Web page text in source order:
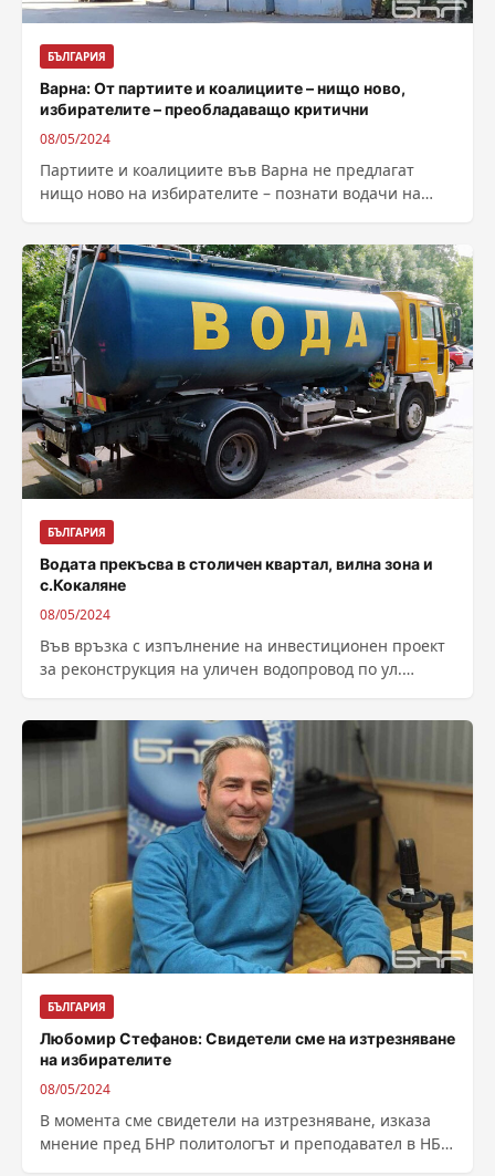
БЪЛГАРИЯ
Варна: От партиите и коалициите – нищо ново,
избирателите – преобладаващо критични
08/05/2024
Партиите и коалициите във Варна не предлагат
нищо ново на избирателите – познати водачи на
БЪЛГАРИЯ
Водата прекъсва в столичен квартал, вилна зона и
с.Кокаляне
08/05/2024
Във връзка с изпълнение на инвестиционен проект
за реконструкция на уличен водопровод по ул.
БЪЛГАРИЯ
Любомир Стефанов: Свидетели сме на изтрезняване
на избирателите
08/05/2024
В момента сме свидетели на изтрезняване, изказа
мнение пред БНР политологът и преподавател в НБУ